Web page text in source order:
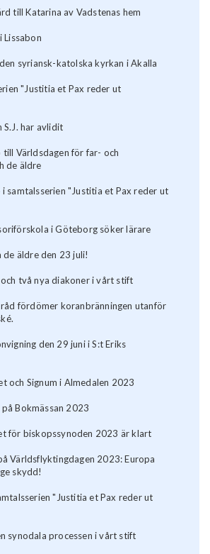
till Katarina av Vadstenas hem
Lissabon
syriansk-katolska kyrkan i Akalla
"Justitia et Pax reder ut
S.J. har avlidit
till Världsdagen för far- och
de äldre
i samtalsserien "Justitia et Pax reder ut
i Göteborg söker lärare
de äldre den 23 juli!
två nya diakoner i vårt stift
fördömer koranbränningen utanför
den 29 juni i S:t Eriks
och Signum i Almedalen 2023
Bokmässan 2023
för biskopssynoden 2023 är klart
Världsflyktingdagen 2023: Europa
skydd!
"Justitia et Pax reder ut
synodala processen i vårt stift